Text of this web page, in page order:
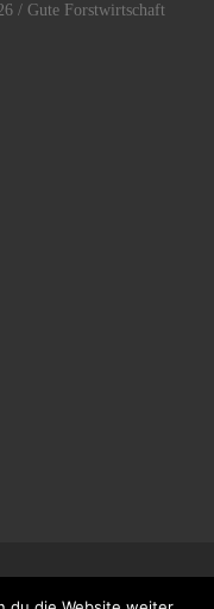
/ Gute Forstwirtschaft